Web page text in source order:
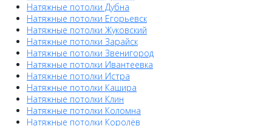
Натяжные потолки Дубна
Натяжные потолки Егорьевск
Натяжные потолки Жуковский
Натяжные потолки Зарайск
Натяжные потолки Звенигород
Натяжные потолки Ивантеевка
Натяжные потолки Истра
Натяжные потолки Кашира
Натяжные потолки Клин
Натяжные потолки Коломна
Натяжные потолки Королёв